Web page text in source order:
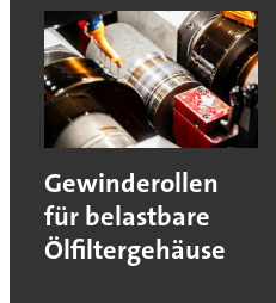
Gewinderollen
für belastbare
Ölfiltergehäuse